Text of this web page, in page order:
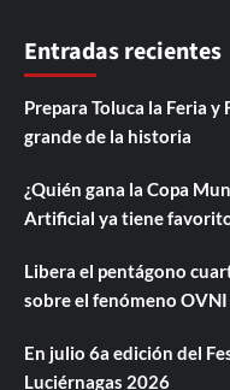
Entradas recientes
Prepara Toluca la Feria
grande de la historia
¿Quién gana la Copa
Artificial ya tiene
Libera el pentágono
sobre el fenómeno OVNI
En julio 6a edición del
Luciérnagas 2026